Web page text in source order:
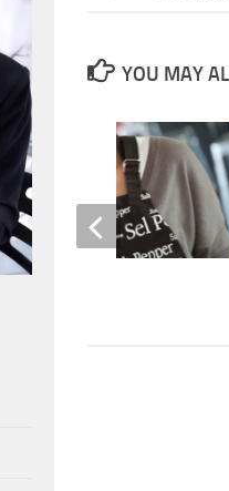
YOU MAY